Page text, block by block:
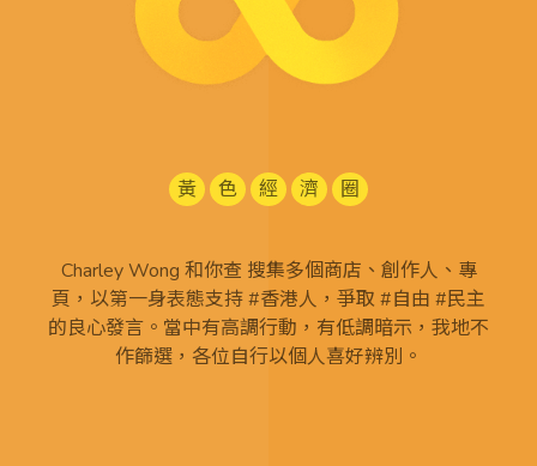
黃 色 經 濟 圈
Charley Wong 和你查 搜集多個商店、創作人、專
頁，以第一身表態支持 #香港人，爭取 #自由 #民主
的良心發言。當中有高調行動，有低調暗示，我地不
作篩選，各位自行以個人喜好辨別。